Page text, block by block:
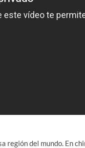
región del mundo. En